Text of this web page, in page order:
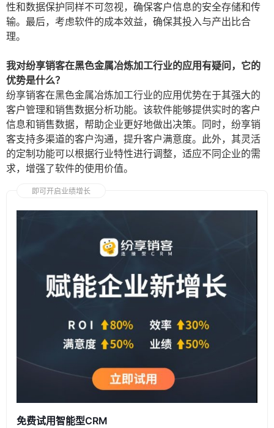
性和数据保护同样不可忽视，确保客户信息的安全存储和传
输。最后，考虑软件的成本效益，确保其投入与产出比合
理。
我对纷享销客在黑色金属冶炼加工行业的应用有疑问，它的
优势是什么？
纷享销客在黑色金属冶炼加工行业的应用优势在于其强大的
客户管理和销售数据分析功能。该软件能够提供实时的客户
信息和销售数据，帮助企业更好地做出决策。同时，纷享销
客支持多渠道的客户沟通，提升客户满意度。此外，其灵活
的定制功能可以根据行业特性进行调整，适应不同企业的需
求，增强了软件的使用价值。
即可开启业绩增长
免费试用智能型CRM